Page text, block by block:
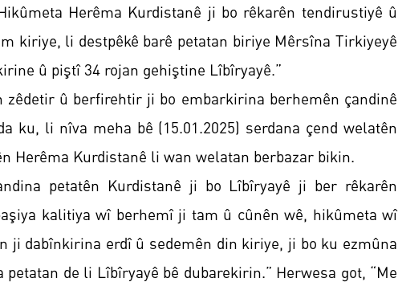
Herêma Kurdistanê ji bo rêkarên tendirustiyê û
kiriye, li destpêkê barê petatan biriye Mêrsîna Tirkiyeyê
û piştî 34 rojan gehiştine Lîbîryayê.”
zêdetir û berfirehtir ji bo embarkirina berhemên çandinê
ku, li nîva meha bê (15.01.2025) serdana çend welatên
Herêma Kurdistanê li wan welatan berbazar bikin.
petatên Kurdistanê ji bo Lîbîryayê ji ber rêkarên
kalitiya wî berhemî ji tam û cûnên wê, hikûmeta wî
ji dabînkirina erdî û sedemên din kiriye, ji bo ku ezmûna
de li Lîbîryayê bê dubarekirin.” Herwesa got, “Me